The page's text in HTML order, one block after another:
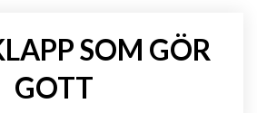
SOM GÖR
GOTT